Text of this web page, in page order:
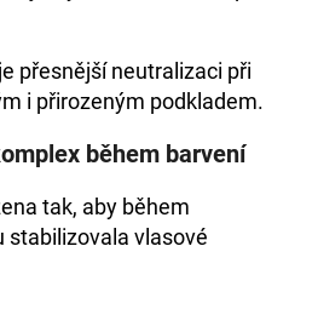
přesnější neutralizaci při
i přirozeným podkladem.
během barvení
tak, aby během
stabilizovala vlasové